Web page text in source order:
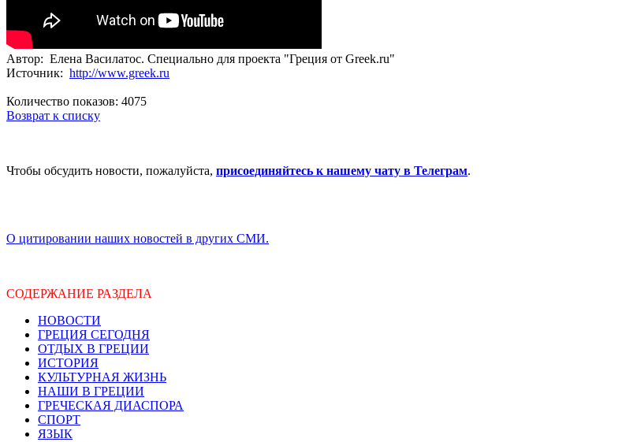
Автор: Елена Василатос. Специально для проекта "Греция от Greek.ru"
Источник: http://www.greek.ru
Количество показов: 4075
Возврат к списку
Чтобы обсудить новости, пожалуйста, присоединяйтесь к нашему чату в Телеграм.
О цитировании наших новостей в других СМИ.
СОДЕРЖАНИЕ РАЗДЕЛА
НОВОСТИ
ГРЕЦИЯ СЕГОДНЯ
ОТДЫХ В ГРЕЦИИ
ИСТОРИЯ
КУЛЬТУРНАЯ ЖИЗНЬ
НАШИ В ГРЕЦИИ
ГРЕЧЕСКАЯ ДИАСПОРА
СПОРТ
ЯЗЫК